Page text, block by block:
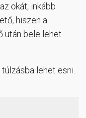
okát, inkább
hiszen a
után bele lehet
lehet esni.